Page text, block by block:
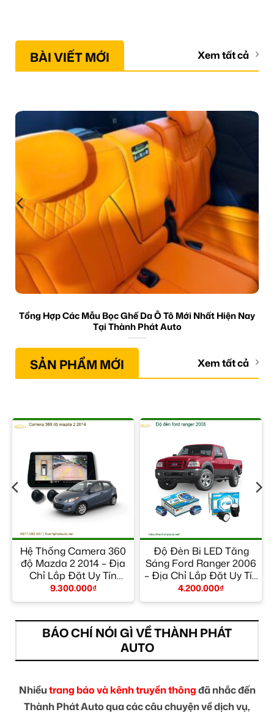
BÀI VIẾT MỚI Xem tất cả
Tổng Hợp Các Mẫu Bọc Ghế Da Ô Tô Mới Nhất Hiện Nay
Tại Thành Phát Auto
SẢN PHẨM MỚI Xem tất cả
Hệ Thống Camera 360
độ Mazda 2 2014 – Địa
Chỉ Lắp Đặt Uy Tín
TPHCM
9.300.000₫
Độ Đèn Bi LED Tăng
Sáng Ford Ranger 2006
– Địa Chỉ Lắp Đặt Uy Tín
TPHCM
4.200.000₫
BÁO CHÍ NÓI GÌ VỀ THÀNH PHÁT
AUTO
Nhiềutrang báo và kênh truyền thôngđã nhắc đến
Thành Phát Auto qua các câu chuyện về dịch vụ,